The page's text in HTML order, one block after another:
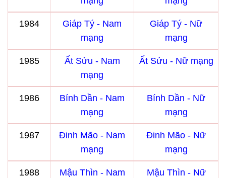
1984
Giáp Tý - Nam
mạng
Giáp Tý - Nữ
mạng
1985
Ất Sửu - Nam
mạng
Ất Sửu - Nữ mạng
1986
Bính Dần - Nam
mạng
Bính Dần - Nữ
mạng
1987
Đinh Mão - Nam
mạng
Đinh Mão - Nữ
mạng
1988
Mậu Thìn - Nam
Mậu Thìn - Nữ